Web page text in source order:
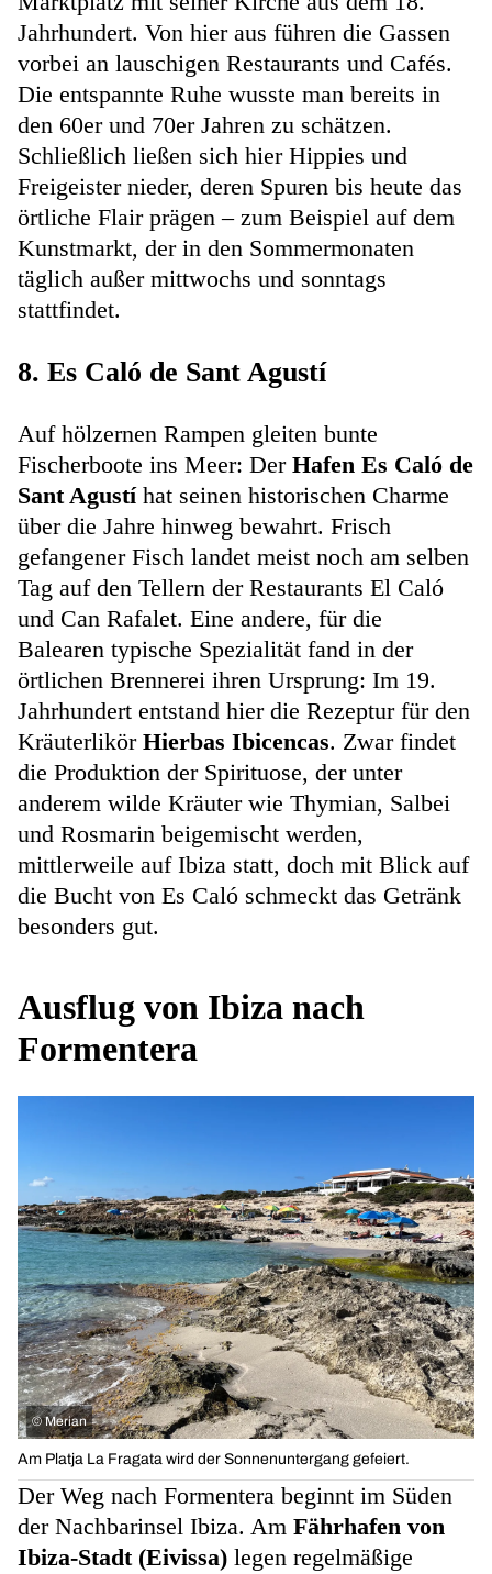
Jahrhundert. Von hier aus führen die Gassen
vorbei an lauschigen Restaurants und Cafés.
Die entspannte Ruhe wusste man bereits in
den 60er und 70er Jahren zu schätzen.
Schließlich ließen sich hier Hippies und
Freigeister nieder, deren Spuren bis heute das
örtliche Flair prägen – zum Beispiel auf dem
Kunstmarkt, der in den Sommermonaten
täglich außer mittwochs und sonntags
stattfindet.
8. Es Caló de Sant Agustí
Auf hölzernen Rampen gleiten bunte
Fischerboote ins Meer: Der Hafen Es Caló de
Sant Agustíhat seinen historischen Charme
über die Jahre hinweg bewahrt. Frisch
gefangener Fisch landet meist noch am selben
Tag auf den Tellern der Restaurants El Caló
und Can Rafalet. Eine andere, für die
Balearen typische Spezialität fand in der
örtlichen Brennerei ihren Ursprung: Im 19.
Jahrhundert entstand hier die Rezeptur für den
Kräuterlikör Hierbas Ibicencas. Zwar findet
die Produktion der Spirituose, der unter
anderem wilde Kräuter wie Thymian, Salbei
und Rosmarin beigemischt werden,
mittlerweile auf Ibiza statt, doch mit Blick auf
die Bucht von Es Caló schmeckt das Getränk
besonders gut.
Ausflug von Ibiza nach
Formentera
© Merian
Am Platja La Fragata wird der Sonnenuntergang gefeiert.
Der Weg nach Formentera beginnt im Süden
der Nachbarinsel Ibiza. Am Fährhafen von
Ibiza-Stadt (Eivissa) legen regelmäßige